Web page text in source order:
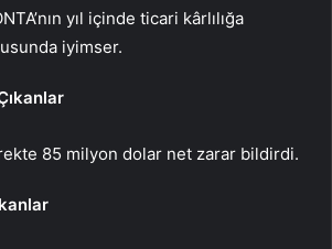
yıl içinde ticari kârlılığa
iyimser.
85 milyon dolar net zarar bildirdi.